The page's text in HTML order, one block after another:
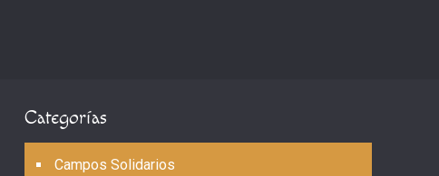
Categorías
Campos Solidarios